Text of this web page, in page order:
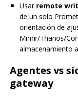
Usar remote
de un solo
orientación de
Mimir/Thanos/
almacenamiento
Agentes vs
gateway